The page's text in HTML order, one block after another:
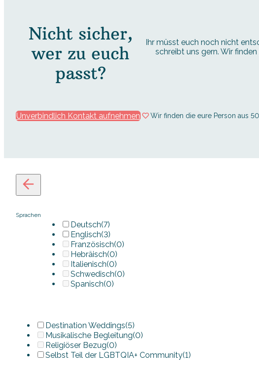
Nicht sicher,
wer zu euch
passt?
Ihr müsst euch noch nicht
schreibt uns gern. Wir
Unverbindlich Kontakt aufnehmen Wir finden die eure Person aus
Sprachen
Deutsch(7)
Englisch(3)
Französisch(0)
Hebräisch(0)
Italienisch(0)
Schwedisch(0)
Spanisch(0)
Destination Weddings(5)
Musikalische Begleitung(0)
Religiöser Bezug(0)
Selbst Teil der LGBTQIA+ Community(1)